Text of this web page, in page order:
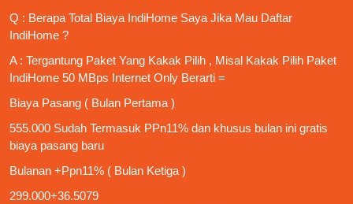
Q : Berapa Total Biaya IndiHome Saya Jika Mau Daftar
IndiHome ?
A : Tergantung Paket Yang Kakak Pilih , Misal Kakak Pilih Paket
IndiHome 50 MBps Internet Only Berarti =
Biaya Pasang ( Bulan Pertama )
555.000 Sudah Termasuk PPn11% dan khusus bulan ini gratis
biaya pasang baru
Bulanan +Ppn11% ( Bulan Ketiga )
299.000+36.5079